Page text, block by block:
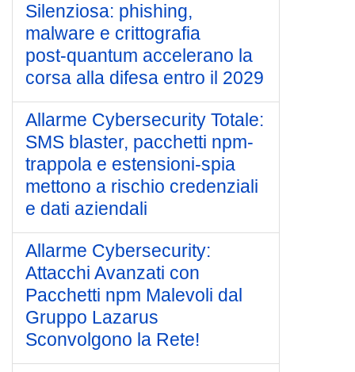
Silenziosa: phishing,
malware e crittografia
post‑quantum accelerano la
corsa alla difesa entro il 2029
Allarme Cybersecurity Totale:
SMS blaster, pacchetti npm-
trappola e estensioni-spia
mettono a rischio credenziali
e dati aziendali
Allarme Cybersecurity:
Attacchi Avanzati con
Pacchetti npm Malevoli dal
Gruppo Lazarus
Sconvolgono la Rete!